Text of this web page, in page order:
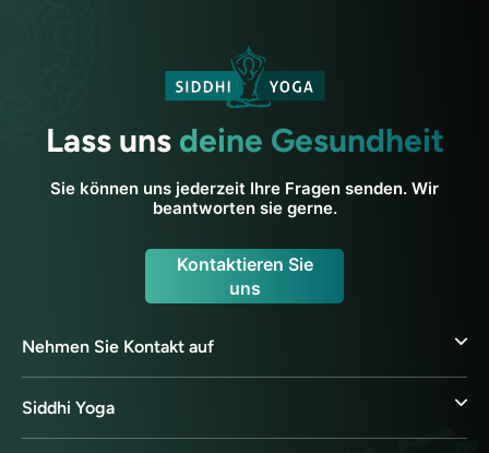
Lass uns deine Gesundheit
Sie können uns jederzeit Ihre Fragen senden. Wir
beantworten sie gerne.
Kontaktieren Sie
uns
Nehmen Sie Kontakt auf
Siddhi Yoga